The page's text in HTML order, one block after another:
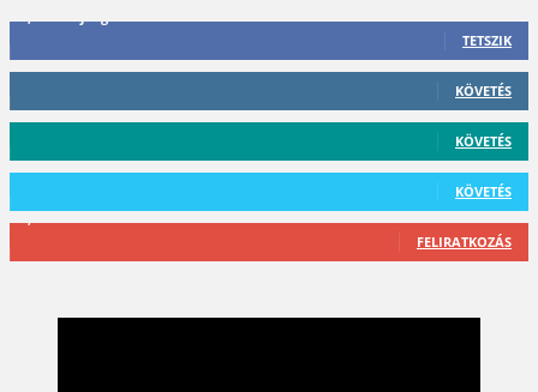
TETSZIK
KÖVETÉS
KÖVETÉS
KÖVETÉS
FELIRATKOZÁS